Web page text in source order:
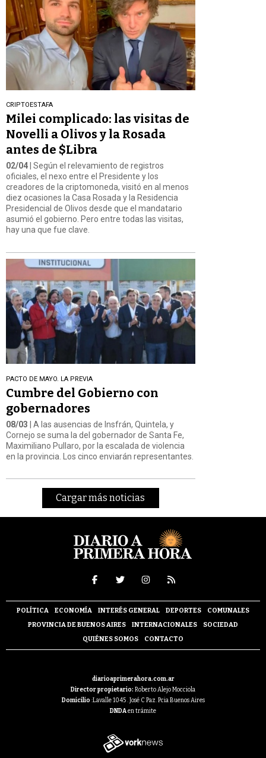
CRIPTOESTAFA
Milei complicado: las visitas de
Novelli a Olivos y la Rosada
antes de $Libra
02/04 | Según el relevamiento de registros
oficiales, el nexo entre el Presidente y los
creadores de la criptomoneda, visitó en al menos
diez ocasiones la Casa Rosada y la Residencia
Presidencial de Olivos desde que el mandatario
asumió el gobierno. Pero entre todas las visitas,
hay una que fue clave.
PACTO DE MAYO. LA PREVIA
Cumbre del Gobierno con
gobernadores
08/03 | A las ausencias de Insfrán, Quintela, y
Cornejo se suma la del gobernador de Santa Fe,
Maximiliano Pullaro, por la escalada de violencia
en la provincia. Los cinco enviarán representantes.
Cargar más noticias
POLÍTICA ECONOMÍA INTERÉS GENERAL DEPORTES
COMUNALES
PROVINCIA DE BUENOS AIRES
INTERNACIONALES
SOCIEDAD
QUIÉNES SOMOS
CONTACTO
diarioaprimerahora.com.ar
Director propietario: Roberto Alejo Mocciola
Domicilio :Lavalle 1045 . José C Paz. Pcia Buenos Aires
DNDAen trámite